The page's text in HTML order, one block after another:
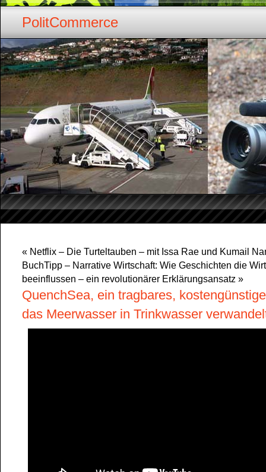
PolitCommerce
« Netflix – Die Turteltauben – mit Issa Rae und Kumail
BuchTipp – Narrative Wirtschaft: Wie Geschichten die
beeinflussen – ein revolutionärer Erklärungsansatz »
QuenchSea, ein tragbares,
das Meerwasser in Trinkwasser